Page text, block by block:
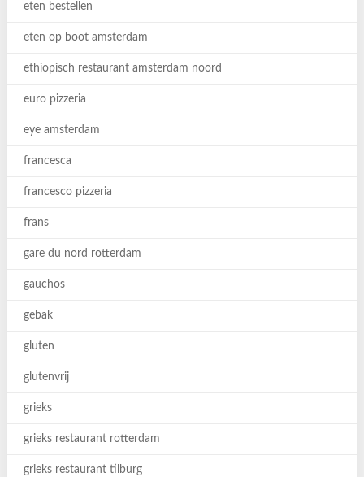
eten bestellen
eten op boot amsterdam
ethiopisch restaurant amsterdam noord
euro pizzeria
eye amsterdam
francesca
francesco pizzeria
frans
gare du nord rotterdam
gauchos
gebak
gluten
glutenvrij
grieks
grieks restaurant rotterdam
grieks restaurant tilburg